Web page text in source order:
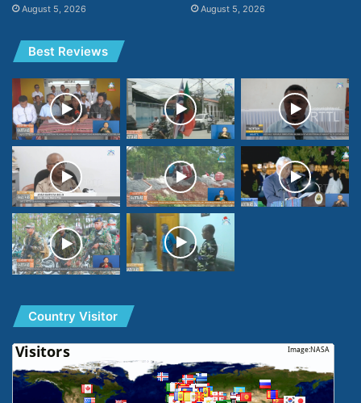
August 5, 2026 August 5, 2026
Best Reviews
Country Visitor